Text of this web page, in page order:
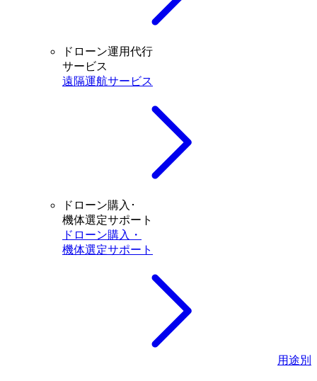
ドローン運用代行
サービス
遠隔運航サービス
ドローン購入･
機体選定サポート
ドローン購入・
機体選定サポート
用途別